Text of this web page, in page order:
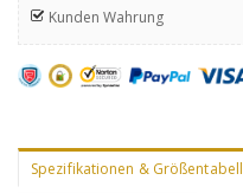
Kunden Wahrung
Spezifikationen &